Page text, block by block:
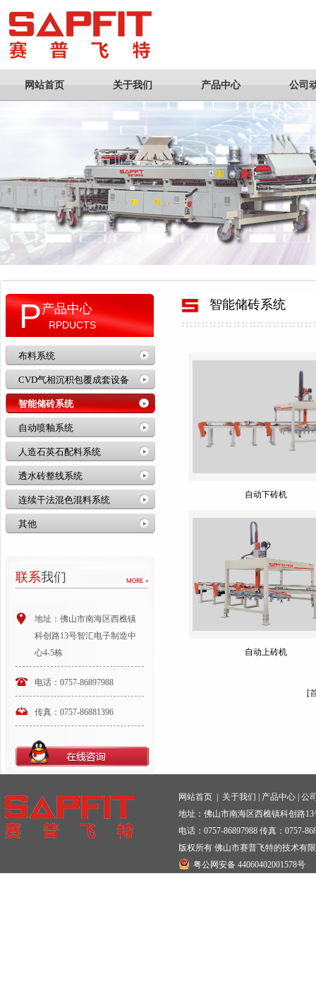
网站首页 关于我们 产品中心 公司
P产品中心
RPDUCTS
布料系统
CVD气相沉积包覆成套设备
智能储砖系统
自动喷釉系统
人造石英石配料系统
透水砖整线系统
连续干法混色混料系统
其他
联系我们
地址：佛山市南海区西樵镇
科创路13号智汇电子制造中
心4-5栋
电话：0757-86897988
传真：0757-86881396
智能储砖系统
自动下砖机
自动上砖机
[
网站首页 关于我们 产品中心 公
地址：佛山市南海区西樵镇科创路
电话：0757-86897988 传真：0757-
版权所有 佛山市赛普飞特的技术有
粤公网安备 44060402001578号